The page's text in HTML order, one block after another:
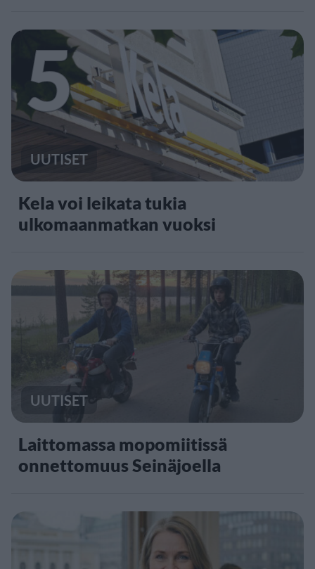
5
UUTISET
Kela voi leikata tukia
ulkomaanmatkan vuoksi
UUTISET
Laittomassa mopomiitissä
onnettomuus Seinäjoella